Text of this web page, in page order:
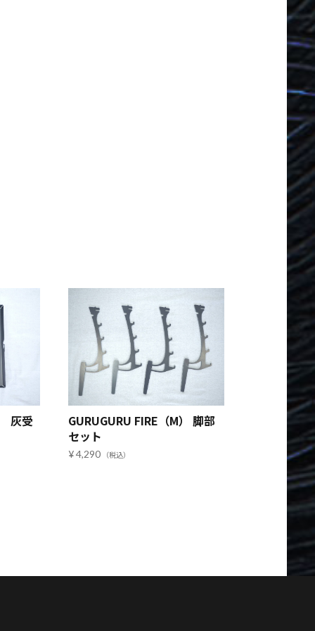
灰受
GURUGURU FIRE（M） 脚部
セット
4,290